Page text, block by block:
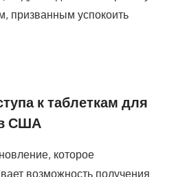
призванным успокоить
к таблеткам для
США
которое
возможность получения